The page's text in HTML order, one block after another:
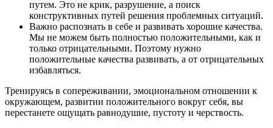
путем. Это не крик, разрушение, а поиск
конструктивных путей решения проблемных ситуаций.
Важно распознать в себе и развивать хорошие качества.
Мы не можем быть полностью положительными, как и
только отрицательными. Поэтому нужно
положительные качества развивать, а от отрицательных
избавляться.
Тренируясь в сопереживании, эмоциональном отношении к
окружающем, развитии положительного вокруг себя, вы
перестанете ощущать равнодушие, пустоту и черствость.